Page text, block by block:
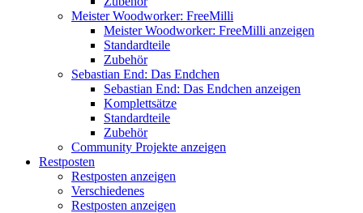
Meister Woodworker: FreeMilli
Meister Woodworker: FreeMilli anzeigen
Standardteile
Zubehör
Sebastian End: Das Endchen
Sebastian End: Das Endchen anzeigen
Komplettsätze
Standardteile
Zubehör
Community Projekte anzeigen
Restposten
Restposten anzeigen
Verschiedenes
Restposten anzeigen